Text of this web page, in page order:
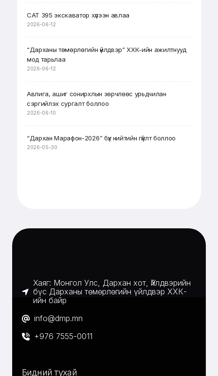
CAT 395 экскаватор хүлээн авлаа
2026-06-12
“Дарханы төмөрлөгийн үйлдвэр” ХХК-ийн ажилтнууд
мод тарьлаа
2026-06-12
Авлига, ашиг сонирхлын зөрчлөөс урьдчилан
сэргийлэх сургалт боллоо
2026-06-10
“Дархан Марафон-2026” бүх нийтийн гүйлт боллоо
2026-05-30
Хаяг: Монгол Улс, Дархан хот, Үйлдвэрийн
бүс Дарханы төмөрлөгийн үйлдвэр ХХК-
ийн байр
info@dmp.mn
+976 7555-0011
Бидний тухай